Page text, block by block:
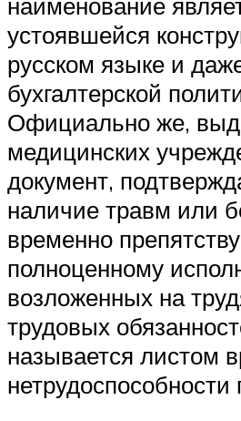
устоявшейся
русском языке и
бухгалтерской
Официально же,
медицинских
документ,
наличие травм или
временно
полноценному
возложенных на
трудовых
называется листом
нетрудоспособности